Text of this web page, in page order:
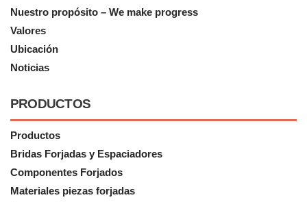
Nuestro propósito – We make progress
Valores
Ubicación
Noticias
PRODUCTOS
Productos
Bridas Forjadas y Espaciadores
Componentes Forjados
Materiales piezas forjadas